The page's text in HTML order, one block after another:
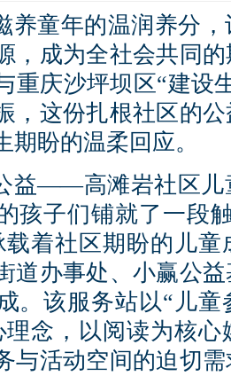
养童年的温润养分
，成为全社会共同
重庆沙坪坝区“建设
，这份扎根社区的
期盼的温柔回应。
益——高滩岩社区儿
孩子们铺就了一段
载着社区期盼的儿
道办事处、小赢公
。该服务站以“儿
理念，以阅读为核
与活动空间的迫切